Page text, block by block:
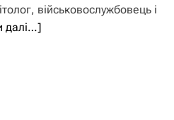
військовослужбовець і
далі…]